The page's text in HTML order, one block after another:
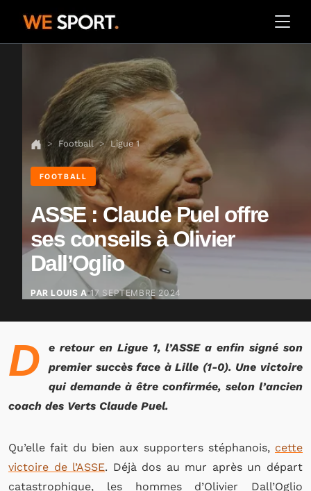
Football Ligue 1
FOOTBALL
ASSE : Claude Puel offre
ses conseils à Olivier
Dall’Oglio
PAR LOUIS A 17 SEPTEMBRE 2024
D
e retour en Ligue 1, l’ASSE a enfin signé son
premier succès face à Lille (1-0). Une victoire
qui demande à être confirmée, selon l’ancien
coach des Verts Claude Puel.
Qu’elle fait du bien aux supporters stéphanois, cette
victoire de l’ASSE. Déjà dos au mur après un départ
catastrophique, les hommes d’Olivier Dall’Oglio